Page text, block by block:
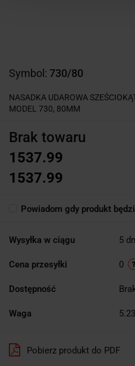
Symbol: 730/80
NASADKA UDAROWA
MODEL 730, 80MM
Brak towaru
1537.99
1537.99
Powiadom gdy produkt
Wysyłka w ciągu 5
Cena przesyłki 0
Dostępność
Waga
Pobierz produkt do PDF